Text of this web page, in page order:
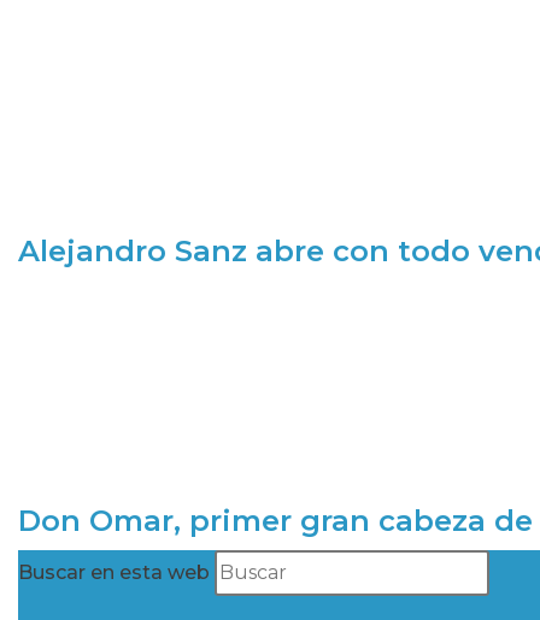
Alejandro Sanz abre con todo
Don Omar, primer gran cabeza
Buscar en esta web